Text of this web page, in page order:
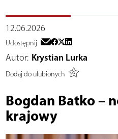
12.06.2026
Udostępnij
Autor: Krystian Lurka
Dodaj do ulubionych
Bogdan Batko –
krajowy